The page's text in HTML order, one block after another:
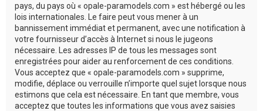
pays, du pays où « opale-paramodels.com » est hébergé ou les
lois internationales. Le faire peut vous mener à un
bannissement immédiat et permanent, avec une notification à
votre fournisseur d’accès à Internet si nous le jugeons
nécessaire. Les adresses IP de tous les messages sont
enregistrées pour aider au renforcement de ces conditions.
Vous acceptez que « opale-paramodels.com » supprime,
modifie, déplace ou verrouille n’importe quel sujet lorsque nous
estimons que cela est nécessaire. En tant que membre, vous
acceptez que toutes les informations que vous avez saisies